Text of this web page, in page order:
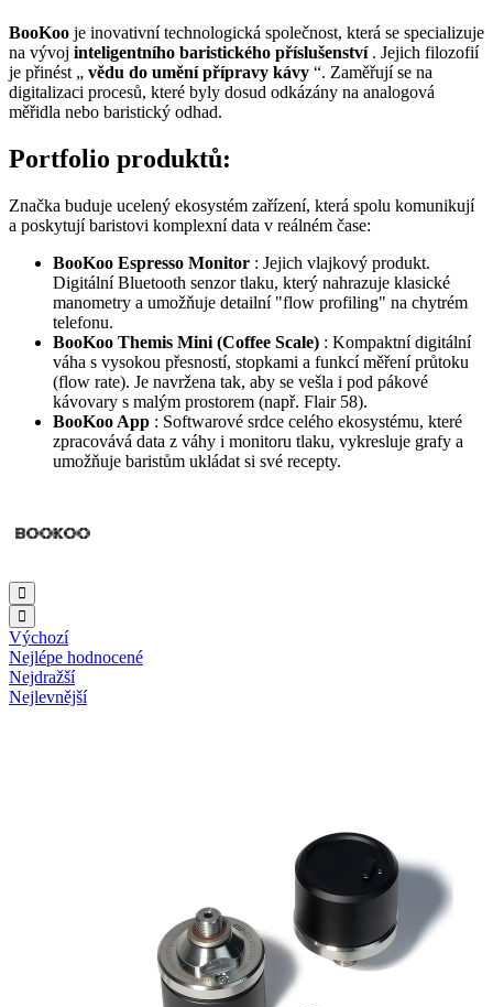
BooKoo je inovativní technologická společnost, která se specializuje
na vývoj inteligentního baristického příslušenství. Jejich filozofií
je přinést „ vědu do umění přípravy kávy “. Zaměřují se na
digitalizaci procesů, které byly dosud odkázány na analogová
měřidla nebo baristický odhad.
Portfolio produktů:
Značka buduje ucelený ekosystém zařízení, která spolu komunikují
a poskytují baristovi komplexní data v reálném čase:
BooKoo Espresso Monitor : Jejich vlajkový produkt.
Digitální Bluetooth senzor tlaku, který nahrazuje klasické
manometry a umožňuje detailní "flow profiling" na chytrém
telefonu.
BooKoo Themis Mini (Coffee Scale) : Kompaktní digitální
váha s vysokou přesností, stopkami a funkcí měření průtoku
(flow rate). Je navržena tak, aby se vešla i pod pákové
kávovary s malým prostorem (např. Flair 58).
BooKoo App : Softwarové srdce celého ekosystému, které
zpracovává data z váhy i monitoru tlaku, vykresluje grafy a
umožňuje baristům ukládat si své recepty.
Výchozí
Nejlépe hodnocené
Nejdražší
Nejlevnější